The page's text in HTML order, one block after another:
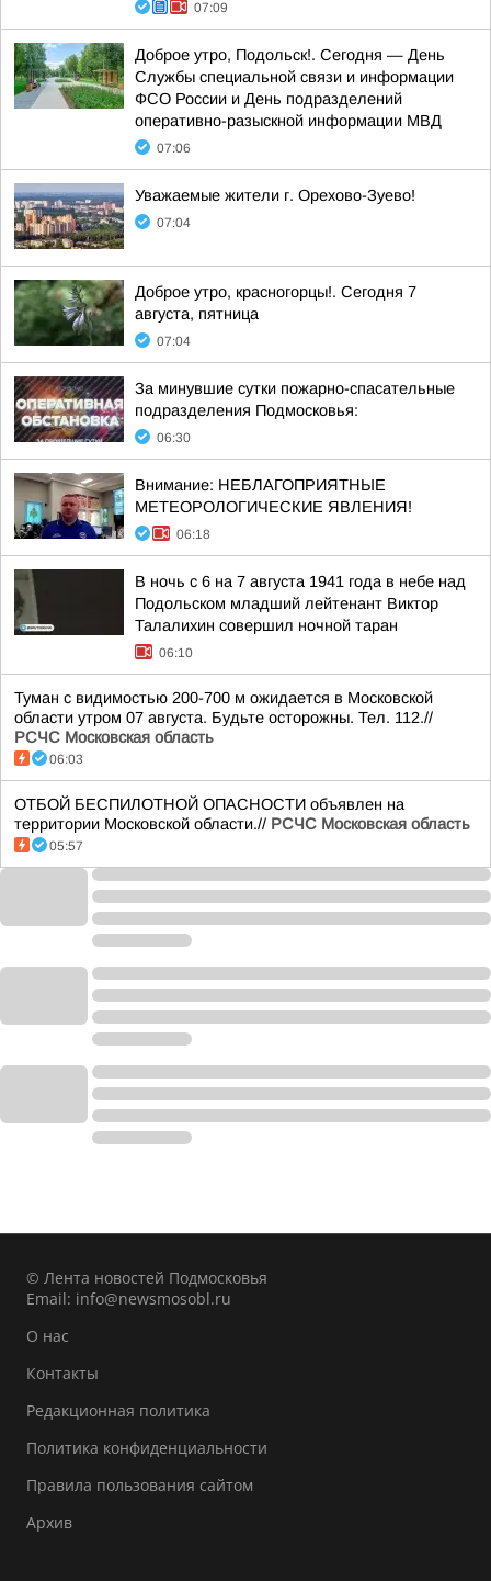
07:09
Доброе утро, Подольск!. Сегодня — День
Службы специальной связи и информации
ФСО России и День подразделений
оперативно-разыскной информации МВД
07:06
Уважаемые жители г. Орехово-Зуево!
07:04
Доброе утро, красногорцы!. Сегодня 7
августа, пятница
07:04
За минувшие сутки пожарно-спасательные
подразделения Подмосковья:
06:30
Внимание: НЕБЛАГОПРИЯТНЫЕ
МЕТЕОРОЛОГИЧЕСКИЕ ЯВЛЕНИЯ!
06:18
В ночь с 6 на 7 августа 1941 года в небе над
Подольском младший лейтенант Виктор
Талалихин совершил ночной таран
06:10
Туман с видимостью 200-700 м ожидается в Московской
области утром 07 августа. Будьте осторожны. Тел. 112.//
РСЧС Московская область
06:03
ОТБОЙ БЕСПИЛОТНОЙ ОПАСНОСТИ объявлен на
территории Московской области.// РСЧС Московская область
05:57
© Лента новостей Подмосковья
Email: info@newsmosobl.ru
О нас
Контакты
Редакционная политика
Политика конфиденциальности
Правила пользования сайтом
Архив